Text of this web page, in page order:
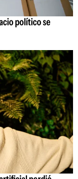
político se